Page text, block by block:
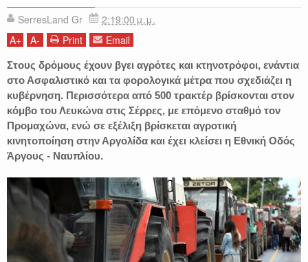
SerresLand Gr
2:19:00 μ.μ.
A+ A- Print Email
Στους δρόμους έχουν βγει αγρότες και κτηνοτρόφοι, ενάντια
στο Ασφαλιστικό και τα φορολογικά μέτρα που σχεδιάζει η
κυβέρνηση. Περισσότερα από 500 τρακτέρ βρίσκονται στον
κόμβο του Λευκώνα στις Σέρρες, με επόμενο σταθμό τον
Προμαχώνα, ενώ σε εξέλιξη βρίσκεται αγροτική
κινητοποίηση στην Αργολίδα και έχει κλείσει η Εθνική Οδός
Άργους - Ναυπλίου.